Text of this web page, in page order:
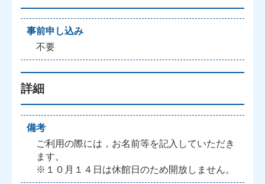
事前申し込み
不要
詳細
備考
ご利用の際には，お名前等を記入していただき
ます。
※１０月１４日は休館日のため開放しません。